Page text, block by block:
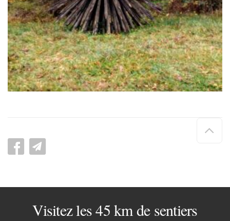
de
Visitez les 45 km de sentiers